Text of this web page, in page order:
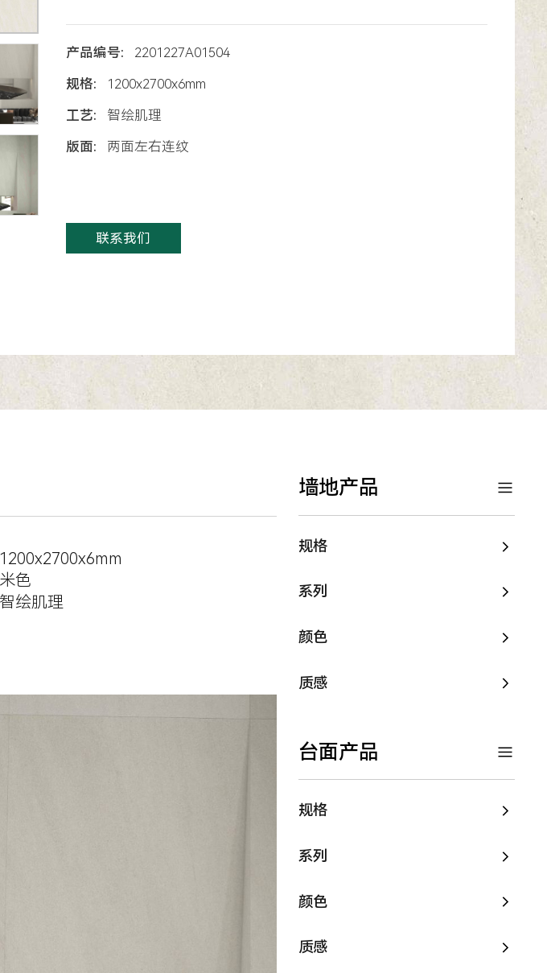
产品编号:
2201227A01504
规格:
1200x2700x6mm
工艺:
智绘肌理
版面:
两面左右连纹
联系我们
1200x2700x6mm
米色
智绘肌理
墙地产品
规格
系列
颜色
质感
台面产品
规格
系列
颜色
质感